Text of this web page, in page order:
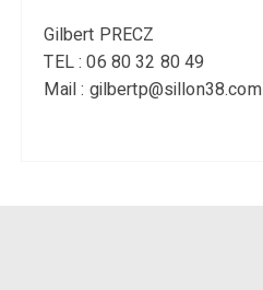
Gilbert PRECZ
TEL : 06 80 32 80 49
Mail : gilbertp@sillon38.com